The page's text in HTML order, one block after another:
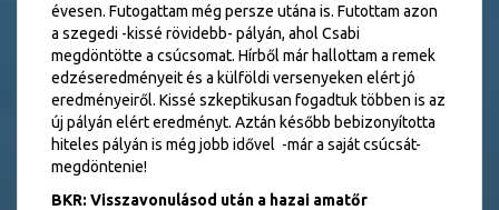
évesen. Futogattam még persze utána is. Futottam azon
a szegedi -kissé rövidebb- pályán, ahol Csabi
megdöntötte a csúcsomat. Hírből már hallottam a remek
edzéseredményeit és a külföldi versenyeken elért jó
eredményeiről. Kissé szkeptikusan fogadtuk többen is az
új pályán elért eredményt. Aztán később bebizonyította
hiteles pályán is még jobb idővel -már a saját csúcsát-
megdöntenie!
BKR: Visszavonulásod után a hazai amatőr